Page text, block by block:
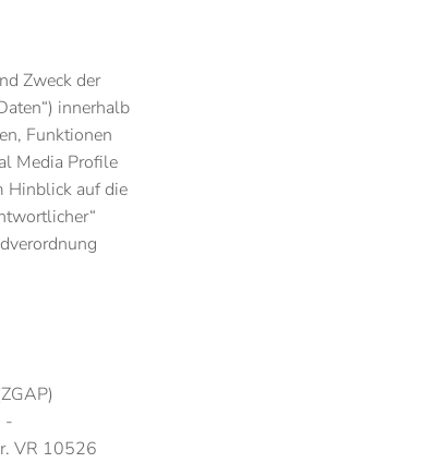
Zweck der
innerhalb
Funktionen
Media Profile
Hinblick auf die
-
VR 10526